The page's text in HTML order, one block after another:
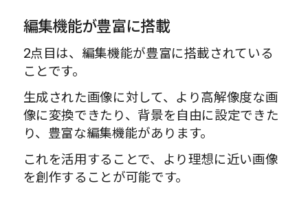
編集機能が豊富に搭載
2点目は、編集機能が豊富に搭載されている
ことです。
生成された画像に対して、より高解像度な画
像に変換できたり、背景を自由に設定できた
り、豊富な編集機能があります。
これを活用することで、より理想に近い画像
を創作することが可能です。